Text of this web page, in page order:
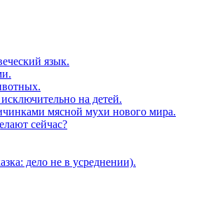
язык.
на детей.
мясной мухи нового мира.
сейчас?
дело не в усреднении).